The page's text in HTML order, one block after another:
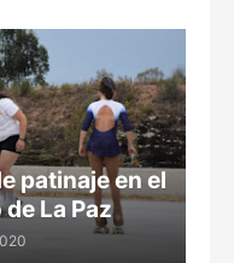
patinaje en el
La Paz